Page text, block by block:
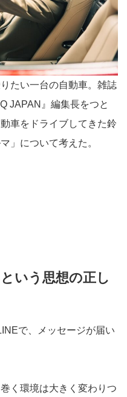
たい一台の自動車。雑誌
JAPAN』編集長をつと
車をドライブしてきた鈴
」について考えた。
いう思想の正し
で、メッセージが届い
く環境は大きく変わりつ